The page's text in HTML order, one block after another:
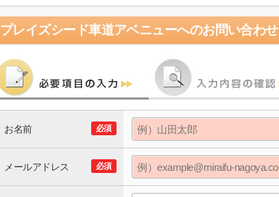
プレイズシード車道アベニューへのお問い合わせ
必須
お名前
必須
メールアドレス